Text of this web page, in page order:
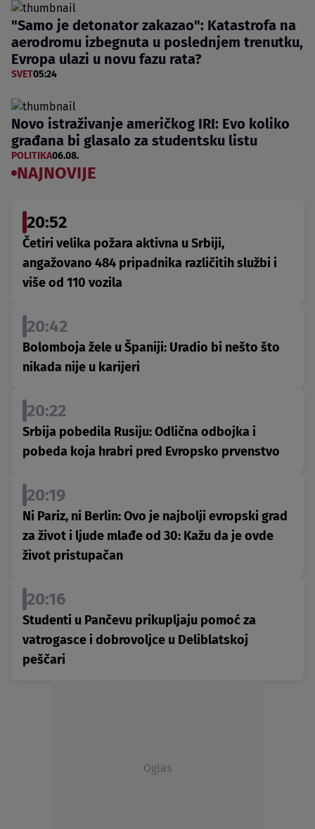
"Samo je detonator zakazao": Katastrofa na
aerodromu izbegnuta u poslednjem trenutku,
Evropa ulazi u novu fazu rata?
SVET05:24
Novo istraživanje američkog IRI: Evo koliko
građana bi glasalo za studentsku listu
POLITIKA06.08.
NAJNOVIJE
20:52
Četiri velika požara aktivna u Srbiji,
angažovano 484 pripadnika različitih službi i
više od 110 vozila
20:42
Bolomboja žele u Španiji: Uradio bi nešto što
nikada nije u karijeri
20:22
Srbija pobedila Rusiju: Odlična odbojka i
pobeda koja hrabri pred Evropsko prvenstvo
20:19
Ni Pariz, ni Berlin: Ovo je najbolji evropski grad
za život i ljude mlađe od 30: Kažu da je ovde
život pristupačan
20:16
Studenti u Pančevu prikupljaju pomoć za
vatrogasce i dobrovoljce u Deliblatskoj
peščari
Oglas